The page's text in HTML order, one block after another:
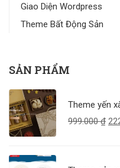
Giao Diện Wordpress
Theme Bất Động Sản
SẢN PHẨM
Theme yến
999.000₫